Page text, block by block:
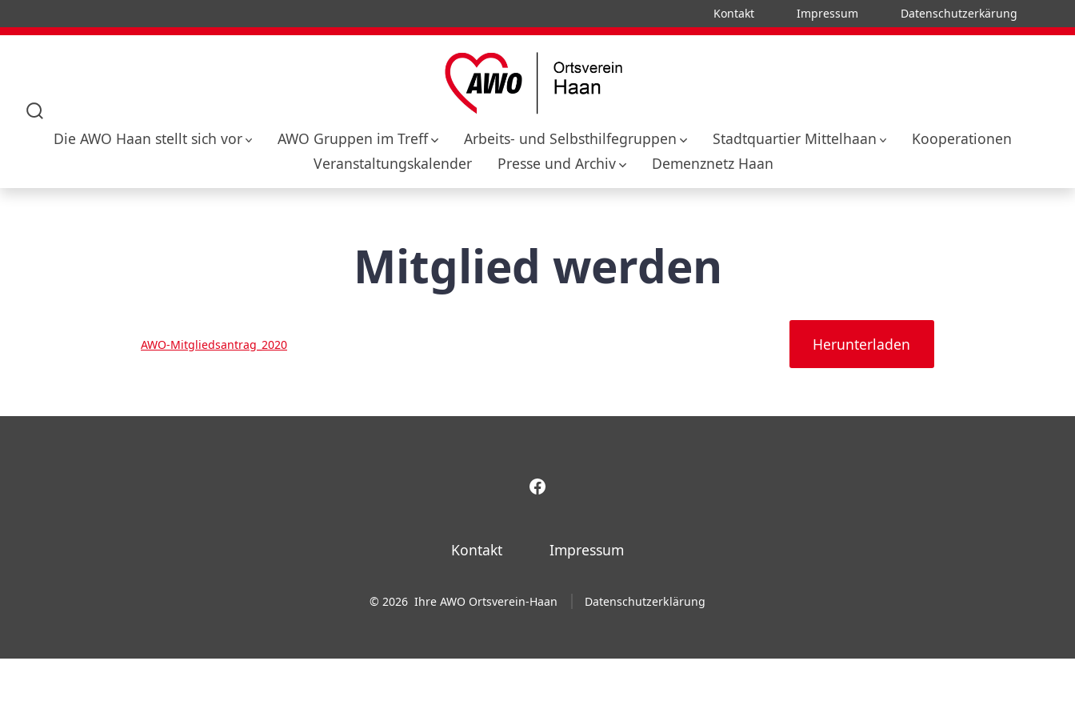
Inhalt
Kontakt Impressum Datenschutzerkärung
ein-/ausblenden
Die AWO Haan stellt sich vor AWO Gruppen im Treff Arbeits- und Selbsthilfegruppen Stadtquartier Mittelhaan
Kooperationen
Veranstaltungskalender
Presse und Archiv Demenznetz Haan
Mitglied werden
AWO-Mitgliedsantrag_2020 Herunterladen
Facebook
neuem
öffnen
Kontakt Impressum
© 2026Ihre AWO Ortsverein-Haan Datenschutzerklärung